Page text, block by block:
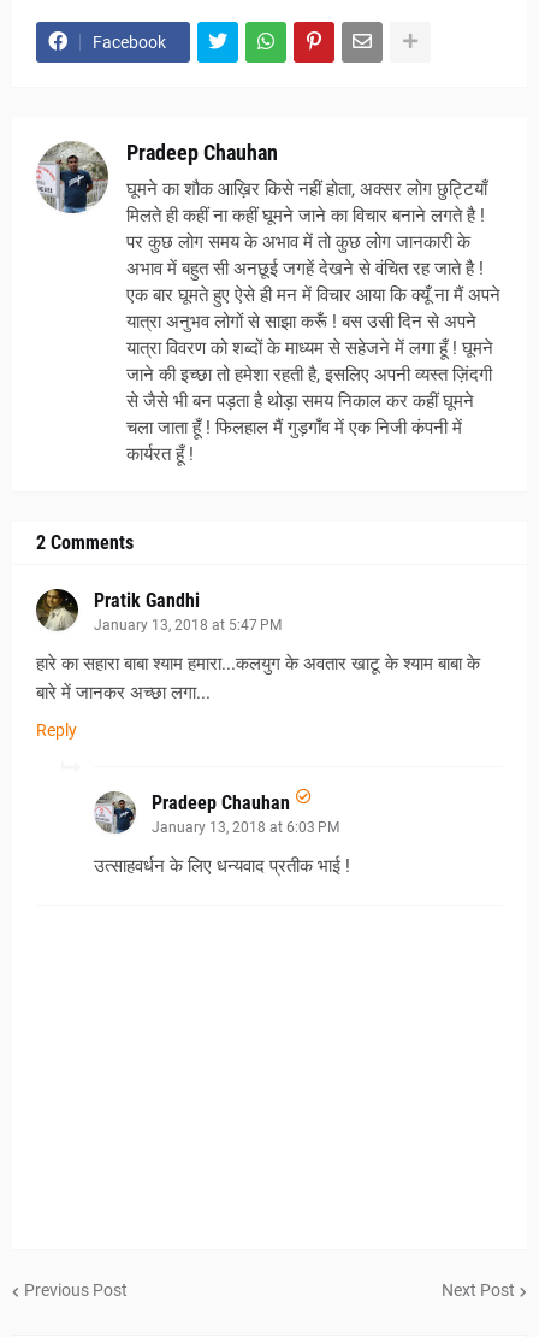
Facebook
Pradeep Chauhan
घूमने का शौक आख़िर किसे नहीं होता, अक्सर लोग छुट्टियाँ
मिलते ही कहीं ना कहीं घूमने जाने का विचार बनाने लगते है !
पर कुछ लोग समय के अभाव में तो कुछ लोग जानकारी के
अभाव में बहुत सी अनछूई जगहें देखने से वंचित रह जाते है !
एक बार घूमते हुए ऐसे ही मन में विचार आया कि क्यूँ ना मैं अपने
यात्रा अनुभव लोगों से साझा करूँ ! बस उसी दिन से अपने
यात्रा विवरण को शब्दों के माध्यम से सहेजने में लगा हूँ ! घूमने
जाने की इच्छा तो हमेशा रहती है, इसलिए अपनी व्यस्त ज़िंदगी
से जैसे भी बन पड़ता है थोड़ा समय निकाल कर कहीं घूमने
चला जाता हूँ ! फिलहाल मैं गुड़गाँव में एक निजी कंपनी में
कार्यरत हूँ !
2 Comments
Pratik Gandhi
January 13, 2018 at 5:47 PM
हारे का सहारा बाबा श्याम हमारा...कलयुग के अवतार खाटू के श्याम बाबा के
बारे में जानकर अच्छा लगा...
Reply
Pradeep Chauhan
January 13, 2018 at 6:03 PM
उत्साहवर्धन के लिए धन्यवाद प्रतीक भाई !
Previous Post Next Post